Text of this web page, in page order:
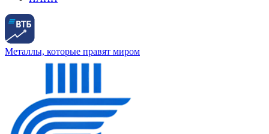
Металлы, которые правят миром